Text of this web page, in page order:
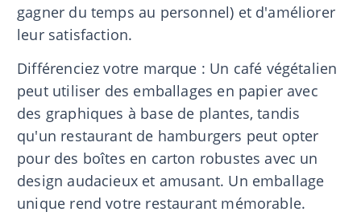
gagner du temps au personnel) et d'améliorer
leur satisfaction.
Différenciez votre marque : Un café végétalien
peut utiliser des emballages en papier avec
des graphiques à base de plantes, tandis
qu'un restaurant de hamburgers peut opter
pour des boîtes en carton robustes avec un
design audacieux et amusant. Un emballage
unique rend votre restaurant mémorable.